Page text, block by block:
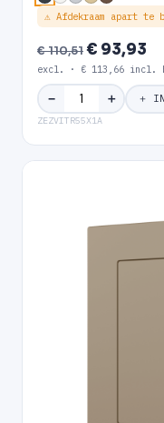
⚠ Afdekraam apart
€ 110,51€ 93,93
excl. · € 113,66 incl.
− ＋ ＋
ZEZVITR55X1A